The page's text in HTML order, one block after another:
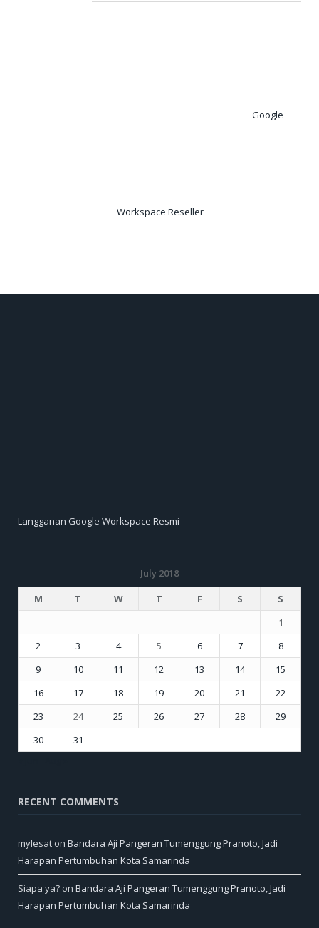
Google
Workspace Reseller
Langganan Google Workspace Resmi
July 2018
M
T W T F S
S
1
2
3 4 5 6 7
8
9
10 11 12 13 14
15
16
17 18 19 20 21
22
23
24 25 26 27 28
29
30
31
RECENT COMMENTS
mylesat on Bandara Aji Pangeran Tumenggung Pranoto, Jadi
Harapan Pertumbuhan Kota Samarinda
Siapa ya? on Bandara Aji Pangeran Tumenggung Pranoto, Jadi
Harapan Pertumbuhan Kota Samarinda